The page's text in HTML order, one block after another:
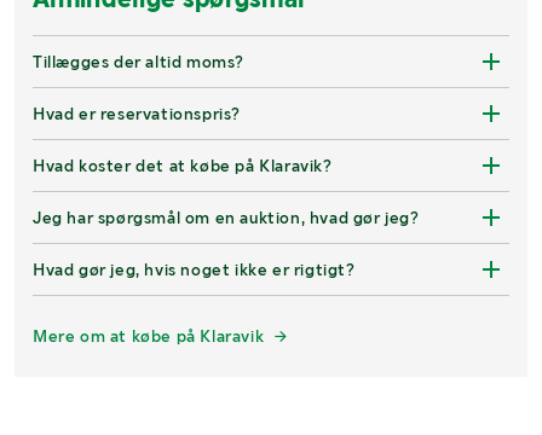
Tillægges der altid moms?
Hvad er reservationspris?
Hvad koster det at købe på Klaravik?
Jeg har spørgsmål om en auktion, hvad gør jeg?
Hvad gør jeg, hvis noget ikke er rigtigt?
Mere om at købe på Klaravik